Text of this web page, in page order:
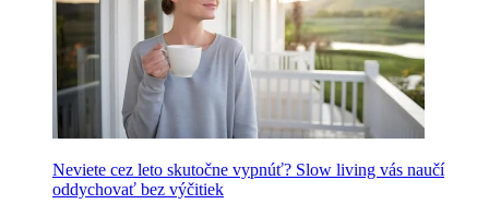
Neviete cez leto skutočne vypnúť? Slow living vás naučí
oddychovať bez výčitiek